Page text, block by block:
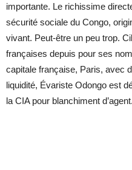
importante. Le richissime
sécurité sociale du Congo,
vivant. Peut-être un peu trop.
françaises depuis pour ses
capitale française, Paris, avec
liquidité, Évariste Odongo est
la CIA pour blanchiment d’agent.